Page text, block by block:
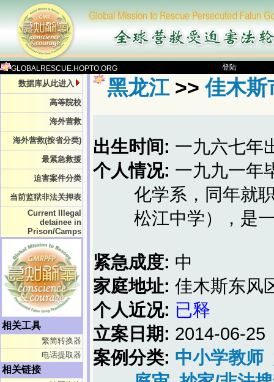
GLOBALRESCUE.HOPTO.ORG 登陆
数据库从此进入
高等院校
海外营救
海外营救(按省分类)
最紧急救援
迫害案件分类
当前监狱非法关押表
Current Illegal
detainee in
Prison/Camps
相关工具
繁简转换器
电话提取器
相关链接
黑龙江>>佳木斯
出生时间: 一九六七年
个人情况: 一九九一年
化学系，同年就
松江中学），是
紧急成度: 中
家庭地址: 佳木斯东风
个人近况: 已释
立案日期: 2014-06-25
案例分类: 中小学教师